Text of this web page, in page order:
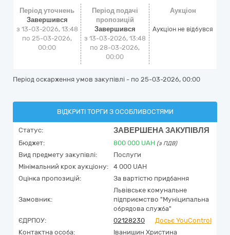
Період уточнень
Завершився
з 13-03-2026, 13:48
по 25-03-2026,
00:00
Період подачі
пропозицій
Завершився
з 13-03-2026, 13:48
по 28-03-2026,
00:00
Аукціон
Аукціон не відбувся
Період оскарження умов закупівлі - по 25-03-2026, 00:00
ВІДКРИТІ ТОРГИ З ОСОБЛИВОСТЯМИ
Статус: ЗАВЕРШЕНА ЗАКУПІВЛЯ
Бюджет: 800 000 UAH (з ПДВ)
Вид предмету закупівлі:
Послуги
Мінімальний крок аукціону:
4 000 UAH
Оцінка пропозицій:
За вартістю придбання
Замовник:
Львівське комунальне
підприємство "Муніципальна
обрядова служба"
ЄДРПОУ:
02128230
Досьє YouControl
Контактна особа:
Іванишин Христина